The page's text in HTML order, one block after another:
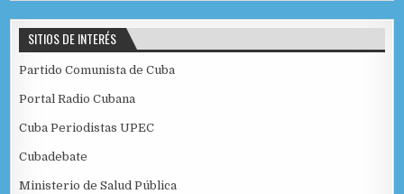
SITIOS DE INTERÉS
Partido Comunista de Cuba
Portal Radio Cubana
Cuba Periodistas UPEC
Cubadebate
Ministerio de Salud Pública